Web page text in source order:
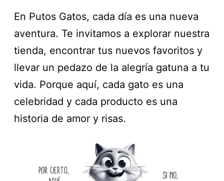
En Putos Gatos, cada día es una nueva
aventura. Te invitamos a explorar nuestra
tienda, encontrar tus nuevos favoritos y
llevar un pedazo de la alegría gatuna a tu
vida. Porque aquí, cada gato es una
celebridad y cada producto es una
historia de amor y risas.